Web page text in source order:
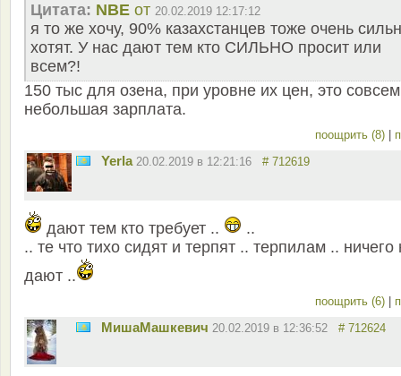
Цитата: NBE от 20.02.2019 12:17:12
я то же хочу, 90% казахстанцев тоже очень
хотят. У нас дают тем кто СИЛЬНО просит или
всем?!
150 тыс для озена, при уровне их цен, это совсем
небольшая зарплата.
поощрить (8)
Yerla 20.02.2019 в 12:21:16 # 712619
дают тем кто требует ..
..
.. те что тихо сидят и терпят .. терпилам .. ничего
дают ..
поощрить (6)
MишаМашкевич 20.02.2019 в 12:36:52 # 712624